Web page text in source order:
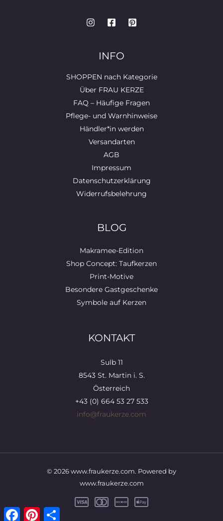
INFO
SHOPPEN nach Kategorie
Über FRAU KERZE
FAQ – Häufige Fragen
Pflege- und Warnhinweise
Händler*in werden
Versandarten
AGB
Impressum
Datenschutzerklärung
Widerrufsbelehrung
BLOG
Makramee-Edition
Shop Concept: Taufkerzen
Print-Motive
Besondere Gastgeschenke
Symbole auf Kerzen
KONTAKT
Sulb 11
8543 St. Martin i. S.
Österreich
+43 (0) 664 53 27 533
info@fraukerze.com
© 2026 www.fraukerze.com. Powered by
www.fraukerze.com
FacebookPinterest